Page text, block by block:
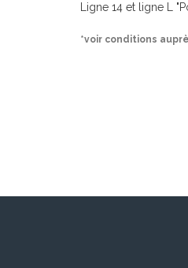
Ligne 14 et ligne L
*voir conditions